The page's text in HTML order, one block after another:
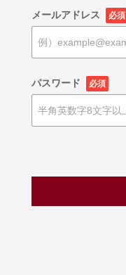
メールアドレス 必須
パスワード 必須